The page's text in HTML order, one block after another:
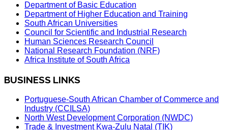
Department of Basic Education
Department of Higher Education and Training
South African Universities
Council for Scientific and Industrial Research
Human Sciences Research Council
National Research Foundation (NRF)
Africa Institute of South Africa
BUSINESS LINKS
Portuguese-South African Chamber of Commerce and
Industry (CCILSA)
North West Development Corporation (NWDC)
Trade & Investment Kwa-Zulu Natal (TIK)